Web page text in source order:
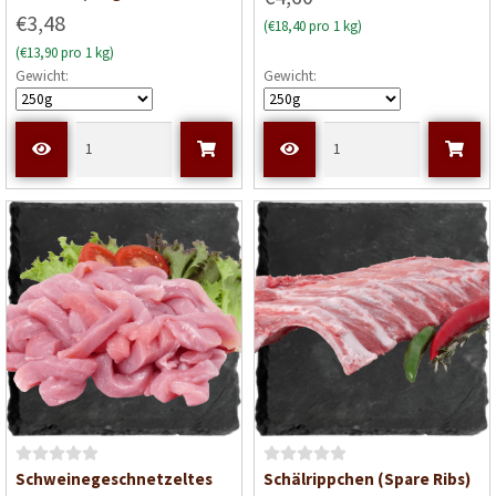
€3,48
(€13,90 pro 1 kg)
Gewicht:
w
e
t
t
t
0
v
n
5
(€18,40 pro 1 kg)
Gewicht:
B
Schweinegeschnetzeltes
B
Schälrippchen (Spare Ribs)